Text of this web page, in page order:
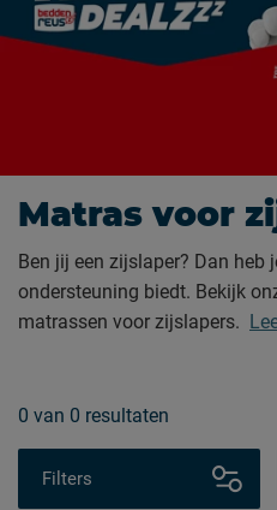
Matras voor
Ben jij een zijslaper? Dan heb
ondersteuning biedt. Bekijk
matrassen voor zijslapers.
0 van 0 resultaten
Filters